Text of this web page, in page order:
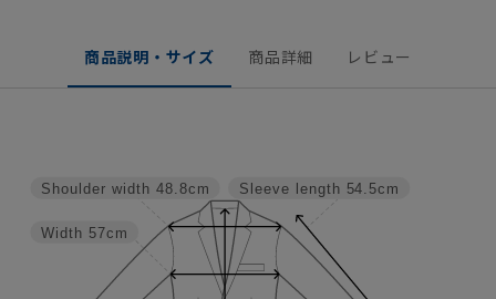
商品説明・サイズ 商品詳細 レビュー
Sleeve length 54.5cm
Width 57cm
Shoulder width 48.8cm